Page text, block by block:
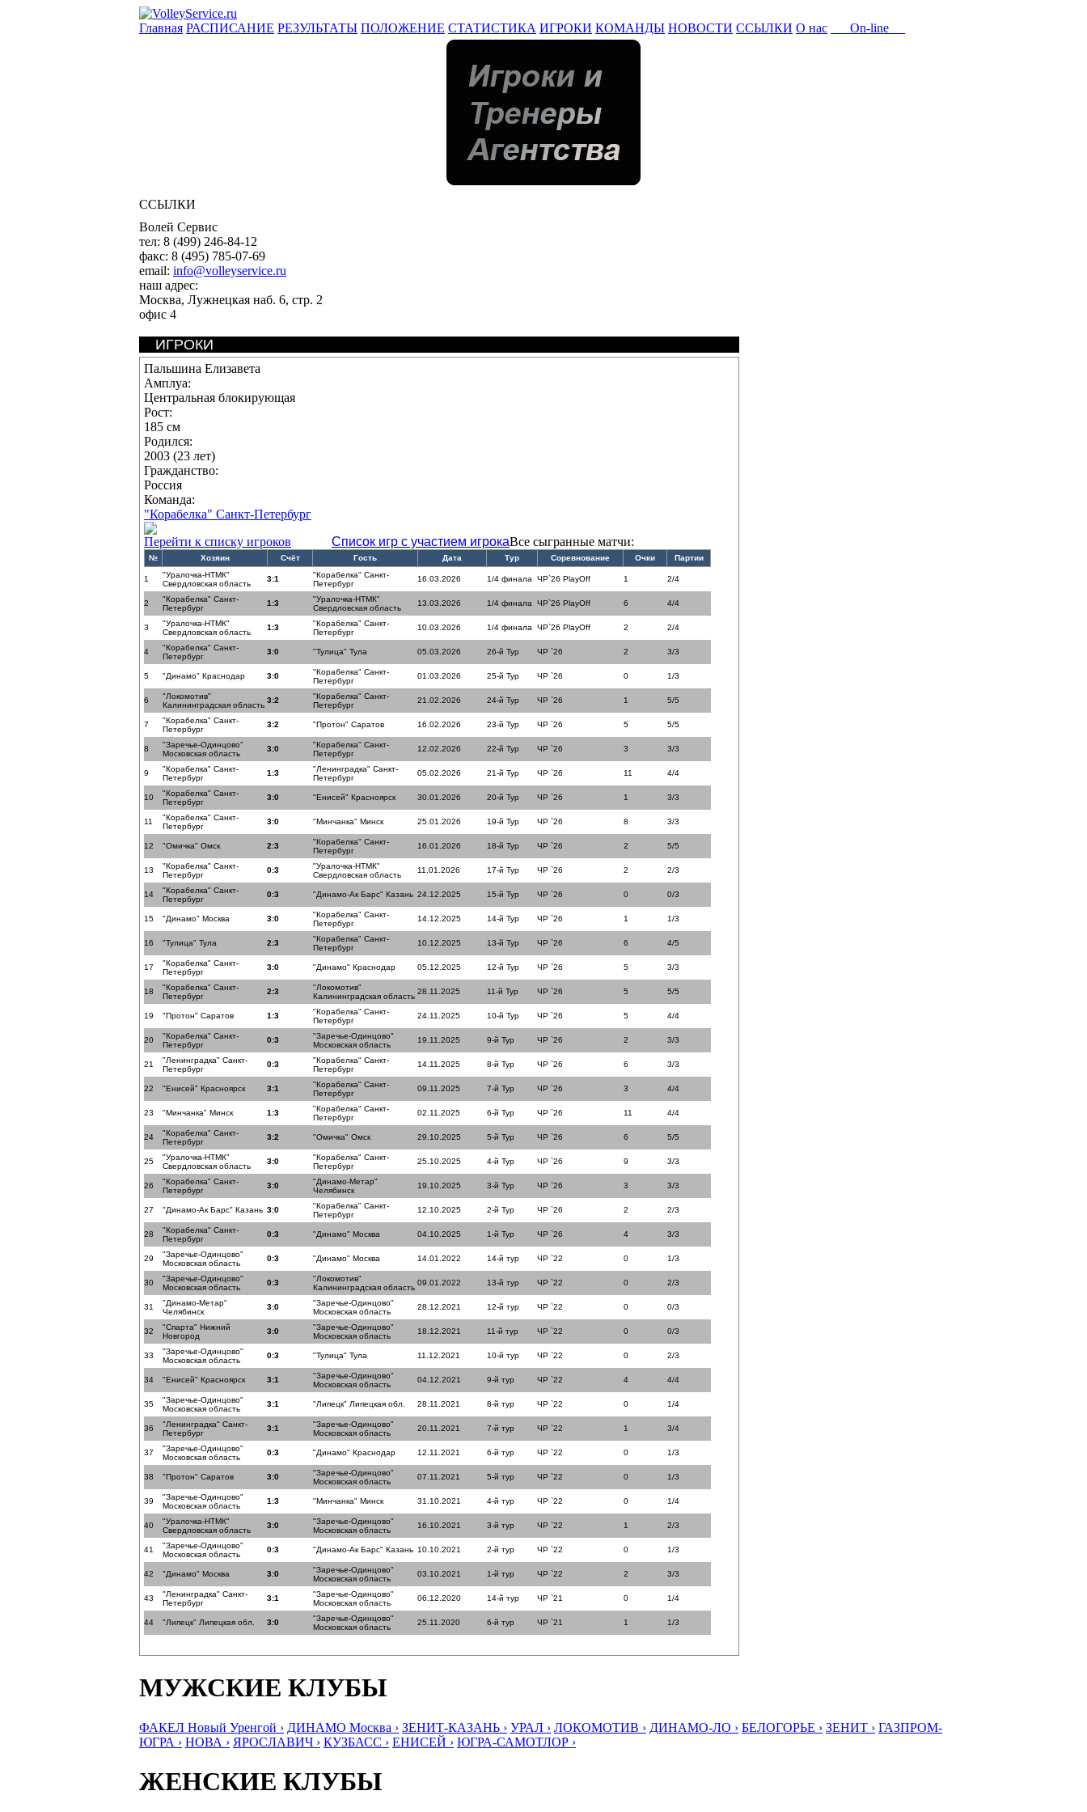
Главная РАСПИСАНИЕ РЕЗУЛЬТАТЫ ПОЛОЖЕНИЕ СТАТИСТИКА ИГРОКИ КОМАНДЫ НОВОСТИ ССЫЛКИ О нас On-line
ССЫЛКИ
Волей Сервис
тел: 8 (499) 246-84-12
факс: 8 (495) 785-07-69
email: info@volleyservice.ru
наш адрес:
Москва, Лужнецкая наб. 6, стр. 2
офис 4
ИГРОКИ
Пальшина Елизавета
Амплуа:
Центральная блокирующая
Рост:
185 см
Родился:
2003 (23 лет)
Гражданство:
Россия
Команда:
"Корабелка" Санкт-Петербург
Перейти к списку игроков
Список игр с участием игрокаВсе сыгранные матчи:
№ Хозяин Счёт Гость Дата Тур Соревнование Очки Партии
1
"Уралочка-НТМК"
Свердловская область
3:1
"Корабелка" Санкт-
Петербург
16.03.2026 1/4 финала ЧР`26 PlayOff 1 2/4
2
"Корабелка" Санкт-
Петербург
1:3
"Уралочка-НТМК"
Свердловская область
13.03.2026 1/4 финала ЧР`26 PlayOff 6 4/4
3
"Уралочка-НТМК"
Свердловская область
1:3
"Корабелка" Санкт-
Петербург
10.03.2026 1/4 финала ЧР`26 PlayOff 2 2/4
4
"Корабелка" Санкт-
Петербург
3:0 "Тулица" Тула 05.03.2026 26-й Тур ЧР `26 2 3/3
5 "Динамо" Краснодар 3:0
"Корабелка" Санкт-
Петербург
01.03.2026 25-й Тур ЧР `26 0 1/3
6
"Локомотив"
Калининградская область
3:2
"Корабелка" Санкт-
Петербург
21.02.2026 24-й Тур ЧР `26 1 5/5
7
"Корабелка" Санкт-
Петербург
3:2 "Протон" Саратов 16.02.2026 23-й Тур ЧР `26 5 5/5
8
"Заречье-Одинцово"
Московская область
3:0
"Корабелка" Санкт-
Петербург
12.02.2026 22-й Тур ЧР `26 3 3/3
9
"Корабелка" Санкт-
Петербург
1:3
"Ленинградка" Санкт-
Петербург
05.02.2026 21-й Тур ЧР `26 11 4/4
10
"Корабелка" Санкт-
Петербург
3:0 "Енисей" Красноярск 30.01.2026 20-й Тур ЧР `26 1 3/3
11
"Корабелка" Санкт-
Петербург
3:0 "Минчанка" Минск 25.01.2026 19-й Тур ЧР `26 8 3/3
12 "Омичка" Омск 2:3
"Корабелка" Санкт-
Петербург
16.01.2026 18-й Тур ЧР `26 2 5/5
13
"Корабелка" Санкт-
Петербург
0:3
"Уралочка-НТМК"
Свердловская область
11.01.2026 17-й Тур ЧР `26 2 2/3
14
"Корабелка" Санкт-
Петербург
0:3 "Динамо-Ак Барс" Казань 24.12.2025 15-й Тур ЧР `26 0 0/3
15 "Динамо" Москва 3:0
"Корабелка" Санкт-
Петербург
14.12.2025 14-й Тур ЧР `26 1 1/3
16 "Тулица" Тула 2:3
"Корабелка" Санкт-
Петербург
10.12.2025 13-й Тур ЧР `26 6 4/5
17
"Корабелка" Санкт-
Петербург
3:0 "Динамо" Краснодар 05.12.2025 12-й Тур ЧР `26 5 3/3
18
"Корабелка" Санкт-
Петербург
2:3
"Локомотив"
Калининградская область
28.11.2025 11-й Тур ЧР `26 5 5/5
19 "Протон" Саратов 1:3
"Корабелка" Санкт-
Петербург
24.11.2025 10-й Тур ЧР `26 5 4/4
20
"Корабелка" Санкт-
Петербург
0:3
"Заречье-Одинцово"
Московская область
19.11.2025 9-й Тур ЧР `26 2 3/3
21
"Ленинградка" Санкт-
Петербург
0:3
"Корабелка" Санкт-
Петербург
14.11.2025 8-й Тур ЧР `26 6 3/3
22 "Енисей" Красноярск 3:1
"Корабелка" Санкт-
Петербург
09.11.2025 7-й Тур ЧР `26 3 4/4
23 "Минчанка" Минск 1:3
"Корабелка" Санкт-
Петербург
02.11.2025 6-й Тур ЧР `26 11 4/4
24
"Корабелка" Санкт-
Петербург
3:2 "Омичка" Омск 29.10.2025 5-й Тур ЧР `26 6 5/5
25
"Уралочка-НТМК"
Свердловская область
3:0
"Корабелка" Санкт-
Петербург
25.10.2025 4-й Тур ЧР `26 9 3/3
26
"Корабелка" Санкт-
Петербург
3:0
"Динамо-Метар"
Челябинск
19.10.2025 3-й Тур ЧР `26 3 3/3
27 "Динамо-Ак Барс" Казань 3:0
"Корабелка" Санкт-
Петербург
12.10.2025 2-й Тур ЧР `26 2 2/3
28
"Корабелка" Санкт-
Петербург
0:3 "Динамо" Москва 04.10.2025 1-й Тур ЧР `26 4 3/3
29
"Заречье-Одинцово"
Московская область
0:3 "Динамо" Москва 14.01.2022 14-й тур ЧР `22 0 1/3
30
"Заречье-Одинцово"
Московская область
0:3
"Локомотив"
Калининградская область
09.01.2022 13-й тур ЧР `22 0 2/3
31
"Динамо-Метар"
Челябинск
3:0
"Заречье-Одинцово"
Московская область
28.12.2021 12-й тур ЧР `22 0 0/3
32
"Спарта" Нижний
Новгород
3:0
"Заречье-Одинцово"
Московская область
18.12.2021 11-й тур ЧР `22 0 0/3
33
"Заречье-Одинцово"
Московская область
0:3 "Тулица" Тула 11.12.2021 10-й тур ЧР `22 0 2/3
34 "Енисей" Красноярск 3:1
"Заречье-Одинцово"
Московская область
04.12.2021 9-й тур ЧР `22 4 4/4
35
"Заречье-Одинцово"
Московская область
3:1 "Липецк" Липецкая обл. 28.11.2021 8-й тур ЧР `22 0 1/4
36
"Ленинградка" Санкт-
Петербург
3:1
"Заречье-Одинцово"
Московская область
20.11.2021 7-й тур ЧР `22 1 3/4
37
"Заречье-Одинцово"
Московская область
0:3 "Динамо" Краснодар 12.11.2021 6-й тур ЧР `22 0 1/3
38 "Протон" Саратов 3:0
"Заречье-Одинцово"
Московская область
07.11.2021 5-й тур ЧР `22 0 1/3
39
"Заречье-Одинцово"
Московская область
1:3 "Минчанка" Минск 31.10.2021 4-й тур ЧР `22 0 1/4
40
"Уралочка-НТМК"
Свердловская область
3:0
"Заречье-Одинцово"
Московская область
16.10.2021 3-й тур ЧР `22 1 2/3
41
"Заречье-Одинцово"
Московская область
0:3 "Динамо-Ак Барс" Казань 10.10.2021 2-й тур ЧР `22 0 1/3
42 "Динамо" Москва 3:0
"Заречье-Одинцово"
Московская область
03.10.2021 1-й тур ЧР `22 2 3/3
43
"Ленинградка" Санкт-
Петербург
3:1
"Заречье-Одинцово"
Московская область
06.12.2020 14-й тур ЧР `21 0 1/4
44 "Липецк" Липецкая обл. 3:0
"Заречье-Одинцово"
Московская область
25.11.2020 6-й тур ЧР `21 1 1/3
МУЖСКИЕ КЛУБЫ
ФАКЕЛ Новый Уренгой › ДИНАМО Москва › ЗЕНИТ-КАЗАНЬ › УРАЛ › ЛОКОМОТИВ › ДИНАМО-ЛО › БЕЛОГОРЬЕ › ЗЕНИТ › ГАЗПРОМ-
ЮГРА › НОВА › ЯРОСЛАВИЧ › КУЗБАСС › ЕНИСЕЙ › ЮГРА-САМОТЛОР ›
ЖЕНСКИЕ КЛУБЫ